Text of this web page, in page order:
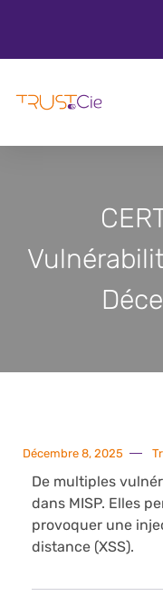
Décembre 8, 2025
De multiples
dans MISP. Elles
provoquer une
distance (XSS).